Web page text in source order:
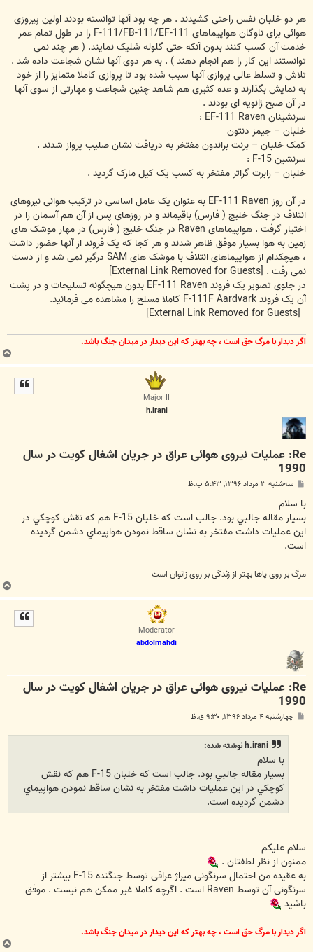
هر دو خلبان نفس راحتی کشیدند . هر چه بود آنها توانسته بودند اولین پیروزی
هوائی برای ناوگان هواپیماهای F-111/FB-111/EF-111 را در طول تمام عمر
خدمت آن کسب کنند بدون آنکه حتی گلوله شلیک نمایند. ( هر چند نمی
توانستند این کار را هم انجام دهند ) . به هر دوی آنها نشان شجاعت داده شد .
تلاش و تسلط عالی پروازی آنها سبب شده بود تا پروازی کاملا متمایز را از خود
به نمایش بگذارند و عده کثیری هم شاهد چنین شجاعت و مهارتی از سوی آنها
در آن صبح ژانویه ای بودند .
سرنشینان EF-111 Raven :
خلبان – جیمز دنتون
کمک خلبان – برنت براندون مفتخر به دریافت نشان صلیب پرواز شدند .
سرنشین F-15 :
خلبان – رابرت گراتر مفتخر به کسب یک کیل مارک گردید .
در آن روز EF-111 Raven به عنوان یک عامل اساسی در ترکیب هوائی نیروهای
ائتلاف در جنگ خلیج ( فارس) باقیماند و در روزهای پس از آن هم آسمان را در
اختیار گرفت . هواپیماهای Raven در جنگ خلیج ( فارس) در مهار موشک های
زمین به هوا بسیار موفق ظاهر شدند و هر کجا که یک فروند از آنها حضور داشت
، هیچکدام از هواپیماهای ائتلاف با موشک های SAM درگیر نمی شد و از دست
نمی رفت .
در جلوی تصویر یک فروند EF-111 Raven بدون هیچگونه تسلیحات و در پشت
آن یک فروند F-111F Aardvark کاملا مسلح را مشاهده می فرمائید.
اگر ديدار با مرگ حق است ، چه بهتر كه اين ديدار در ميدان جنگ باشد.
ب
ا
Major II
h.irani
Re: عملیات نیروی هوائی عراق در جریان اشغال کویت در سال
1990
پ
ت
سه‌شنبه ۳ مرداد ۱۳۹۶, ۵:۴۳ ب.ظ
با سلام
بسيار مقاله جالبي بود. جالب است كه خلبان F-15 هم كه نقش كوچكي در
اين عمليات داشت مفتخر به نشان ساقط نمودن هواپيماي دشمن گرديده
است.
مرگ بر روی پاها بهتر از زندگی بر روی زانوان است
ب
ا
Moderator
abdolmahdi
Re: عملیات نیروی هوائی عراق در جریان اشغال کویت در سال
1990
پ چهارشنبه ۴ مرداد ۱۳۹۶, ۹:۳۰ ق.ظ
h.irani نوشته شده:
با سلام
بسيار مقاله جالبي بود. جالب است كه خلبان F-15 هم كه نقش
كوچكي در اين عمليات داشت مفتخر به نشان ساقط نمودن هواپيماي
دشمن گرديده است.
سلام علیکم
ممنون از نظر لطفتان .
به عقیده من احتمال سرنگونی میراژ عراقی توسط جنگنده F-15 بیشتر از
سرنگونی آن توسط Raven است . اگرچه کاملا غیر ممکن هم نیست . موفق
باشید
اگر ديدار با مرگ حق است ، چه بهتر كه اين ديدار در ميدان جنگ باشد.
ب